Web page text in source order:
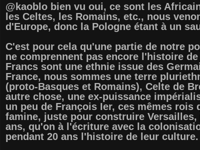
@kaoblo bien vu oui, ce sont les
les Celtes, les Romains, etc., nous
d'Europe, donc la Pologne étant à un
C'est pour cela qu'une partie de notre
ne comprennent pas encore l'histoire
Francs sont une ethnie issue des
France, nous sommes une terre
(proto-Basques et Romains), Celte de
autre chose, une ex-puissance
un peu de François Ier, ces mêmes
famine, juste pour construire
ans, qu'on à l'écriture avec la
pendant 20 ans l'histoire de leur culture.